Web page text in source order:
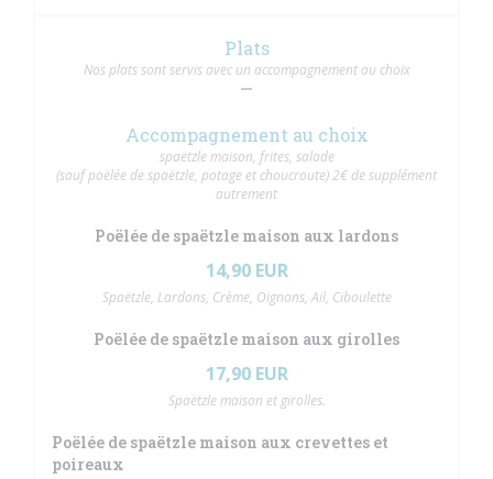
Plats
Nos plats sont servis avec un accompagnement au choix
Accompagnement au choix
spaëtzle maison, frites, salade
(sauf poëlée de spaëtzle, potage et choucroute) 2€ de supplément
autrement
Poëlée de spaëtzle maison aux lardons
14,90 EUR
Spaëtzle, Lardons, Crème, Oignons, Ail, Ciboulette
Poëlée de spaëtzle maison aux girolles
17,90 EUR
Spaëtzle maison et girolles.
Poëlée de spaëtzle maison aux crevettes et
poireaux